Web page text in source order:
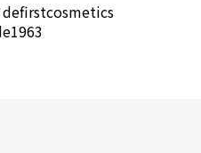
defirstcosmetics